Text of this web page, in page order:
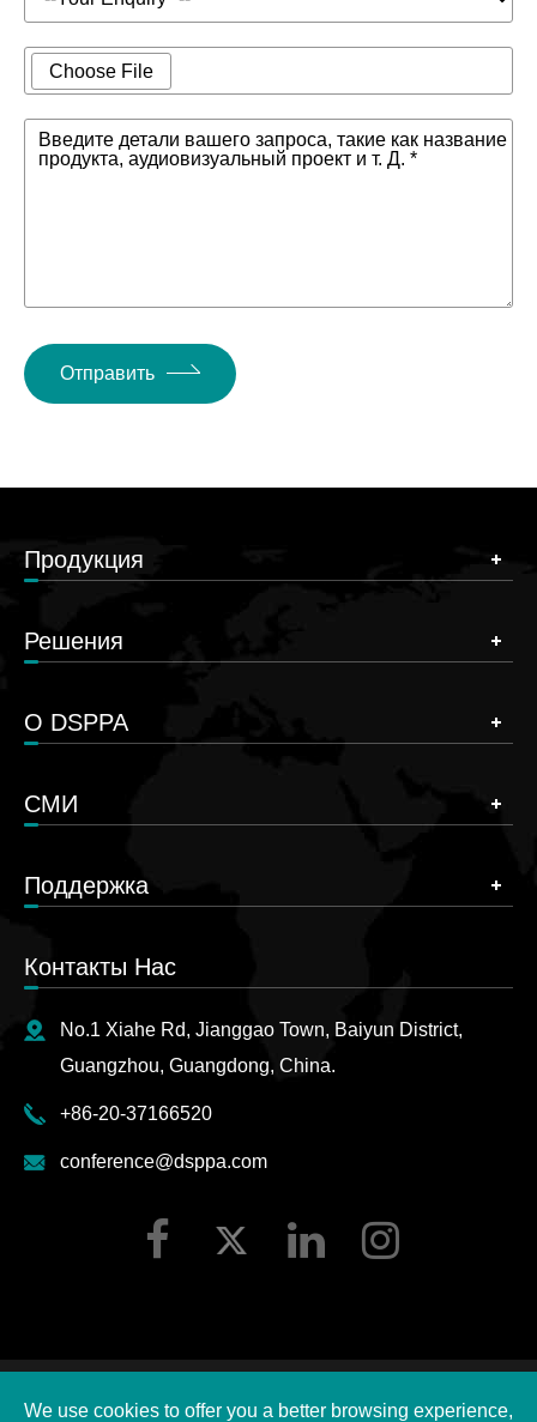
Choose File
Введите детали вашего запроса, такие как название
продукта, аудиовизуальный проект и т. Д. *
Отправить
Продукция
Решения
О DSPPA
СМИ
Поддержка
Контакты Нас
No.1 Xiahe Rd, Jianggao Town, Baiyun District,
Guangzhou, Guangdong, China.
+86-20-37166520
conference@dsppa.com
We use cookies to offer you a better browsing experience,